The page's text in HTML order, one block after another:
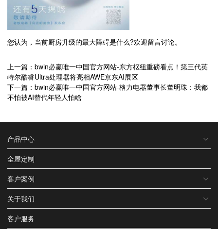
您认为，当前厨房升级的最大障碍是什么?欢迎留言讨论。
上一篇：bwin必赢唯一中国官方网站-东方枢纽重磅看点！第三代英
特尔酷睿Ultra处理器将亮相AWE京东AI展区
下一篇：bwin必赢唯一中国官方网站-格力电器董事长董明珠：我都
不怕被AI替代年轻人怕啥
产品中心
全屋定制
客户案例
关于我们
客户服务